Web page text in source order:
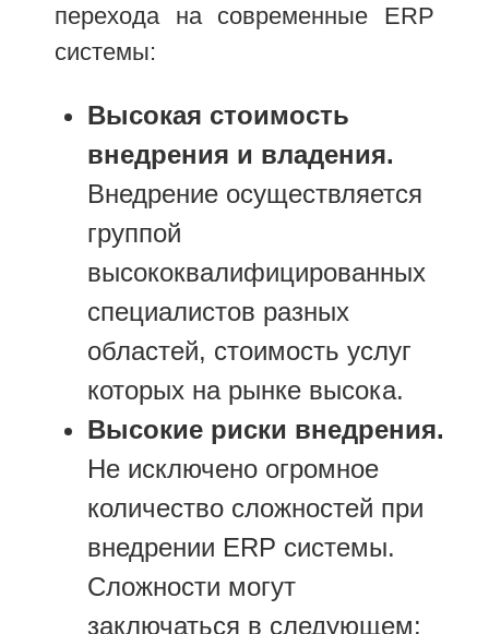
перехода на современные ERP
системы:
Высокая стоимость
внедрения и владения.
Внедрение осуществляется
группой
высококвалифицированных
специалистов разных
областей, стоимость услуг
которых на рынке высока.
Высокие риски внедрения.
Не исключено огромное
количество сложностей при
внедрении ERP системы.
Сложности могут
заключаться в следующем: